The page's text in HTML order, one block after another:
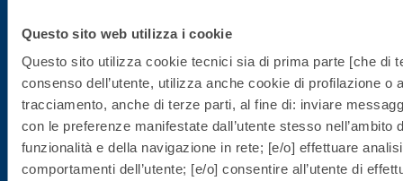
Questo sito web utilizza i cookie
Questo sito utilizza cookie tecnici sia di prima parte [che di
consenso dell’utente, utilizza anche cookie di profilazione o
tracciamento, anche di terze parti, al fine di: inviare
con le preferenze manifestate dall’utente stesso nell’ambito
funzionalità e della navigazione in rete; [e/o] effettuare
comportamenti dell’utente; [e/o] consentire all’utente di